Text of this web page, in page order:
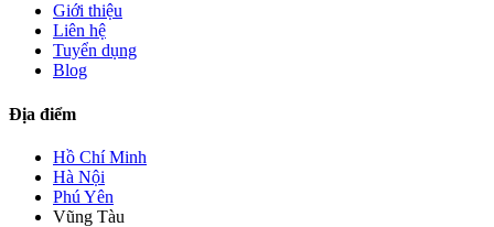
Giới thiệu
Liên hệ
Tuyển dụng
Blog
Địa điểm
Hồ Chí Minh
Hà Nội
Phú Yên
Vũng Tàu